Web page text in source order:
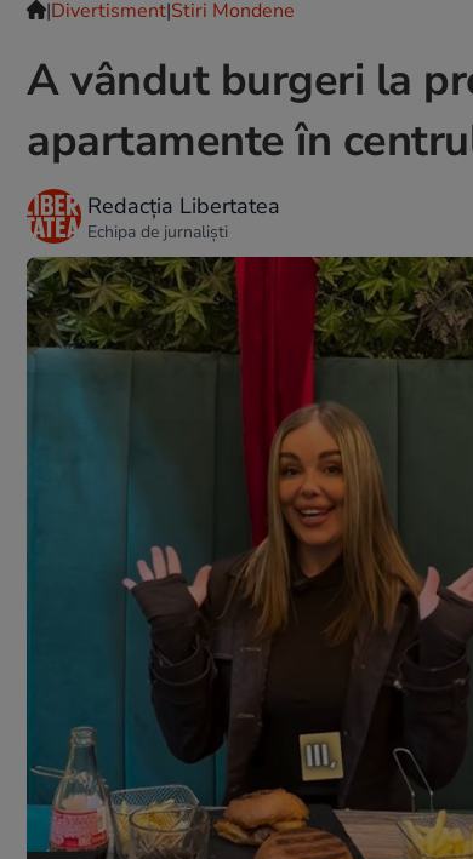
|Divertisment|Stiri Mondene
A vândut burgeri la
apartamente în
Redacția Libertatea
Echipa de jurnaliști